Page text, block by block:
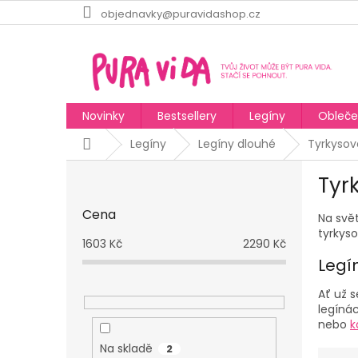
na
objednavky@puravidashop.cz
Novinky Bestsellery Legíny
DomůLegíny Legíny dlouhé
Cena
1603 Kč 2290 Kč
Na skladě 2
Na
Ať už
nebo